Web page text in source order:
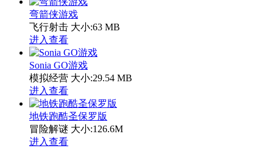
弯箭侠游戏
飞行射击 大小:63 MB
进入查看
Sonia GO游戏
模拟经营 大小:29.54 MB
进入查看
地铁跑酷圣保罗版
冒险解谜 大小:126.6M
进入查看